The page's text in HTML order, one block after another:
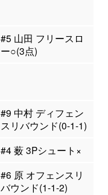
#5 山田 フリースロ
ー○(3点)
#9 中村 ディフェン
スリバウンド(0-1-1)
#4 薮 3Pシュート×
#6 原 オフェンスリ
バウンド(1-1-2)